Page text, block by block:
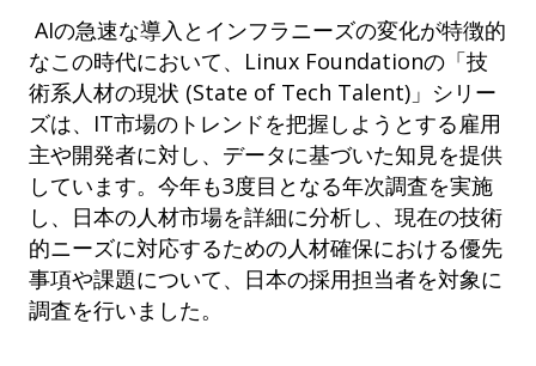
AIの急速な導入とインフラニーズの変化が特徴的
なこの時代において、Linux Foundationの「技
術系人材の現状 (State of Tech Talent)」シリー
ズは、IT市場のトレンドを把握しようとする雇用
主や開発者に対し、データに基づいた知見を提供
しています。今年も3度目となる年次調査を実施
し、日本の人材市場を詳細に分析し、現在の技術
的ニーズに対応するための人材確保における優先
事項や課題について、日本の採用担当者を対象に
調査を行いました。